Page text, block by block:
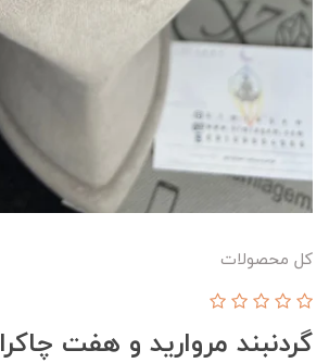
کل محصولات
گردنبند مروارید و هفت چاکرا